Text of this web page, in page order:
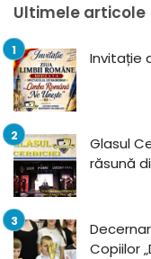
Ultimele articole
Invitație
Glasul
răsună
Copiilor